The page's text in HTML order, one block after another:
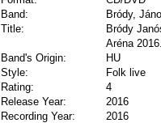
Band:
Bródy,
Title:
Bródy
Aréna
Band's Origin:
HU
Style:
Folk live
Rating:
4
Release Year:
2016
Recording Year:
2016